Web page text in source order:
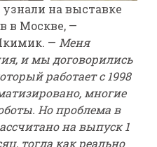
на выставке
в Москве, —
— Меня
и мы договорились
работает с 1998
многие
Но проблема в
на выпуск 1
тогда как реально